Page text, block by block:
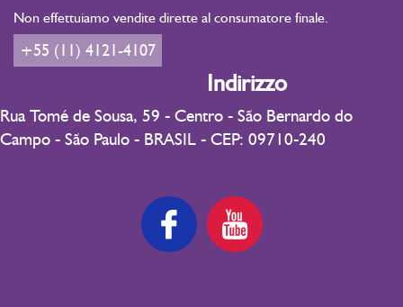
Non effettuiamo vendite dirette al consumatore finale.
+55 (11) 4121-4107
Indirizzo
Rua Tomé de Sousa, 59 - Centro - São Bernardo do
Campo - São Paulo - BRASIL - CEP: 09710-240